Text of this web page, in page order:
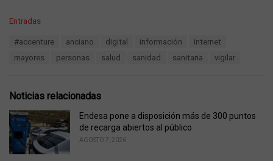
C
i
e
s
:
Entradas
#accenture anciano digital información
internet
mayores
personas salud sanidad sanitaria vigilar
Noticias relacionadas
Endesa pone a disposición más de 300 puntos
de recarga abiertos al público
AGOSTO 7, 2026